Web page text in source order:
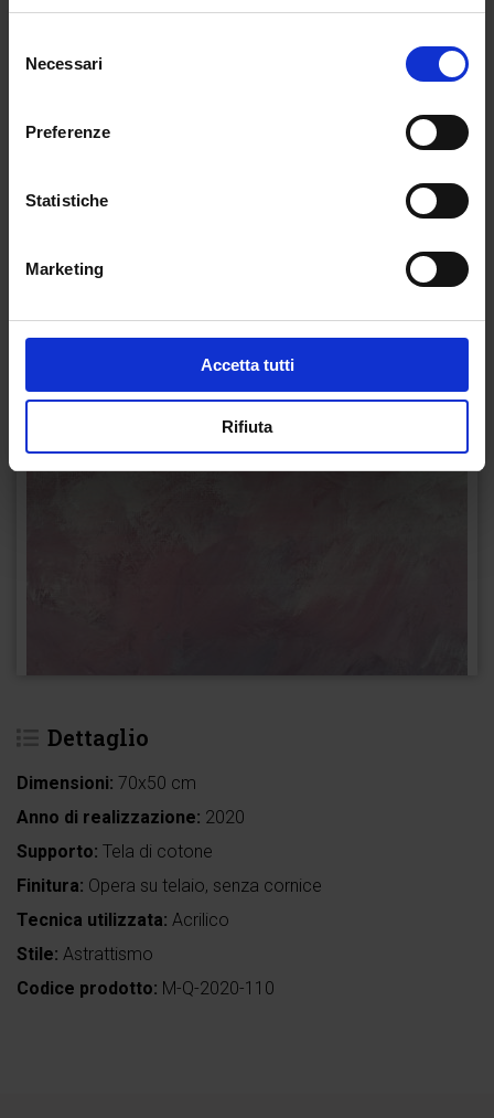
delNecessari
Preferenze
Statistiche
Marketing
Accetta tutti
Rifiuta
Dettaglio
Dimensioni: 70x50 cm
Anno di realizzazione: 2020
Supporto: Tela di cotone
Finitura: Opera su telaio, senza cornice
Tecnica utilizzata: Acrilico
Stile: Astrattismo
Codice prodotto: M-Q-2020-110